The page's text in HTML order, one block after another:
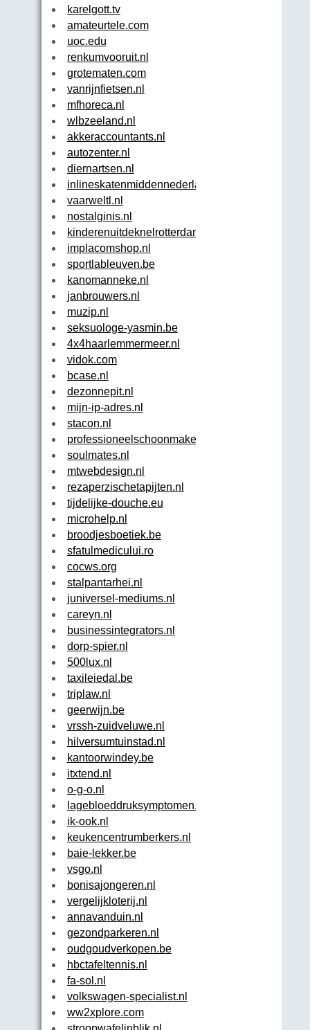
karelgott.tv
amateurtele.com
uoc.edu
renkumvooruit.nl
grotematen.com
vanrijnfietsen.nl
mfhoreca.nl
wlbzeeland.nl
akkeraccountants.nl
autozenter.nl
diernartsen.nl
inlineskatenmiddennederland.nl
vaarweltl.nl
nostalginis.nl
kinderenuitdeknelrotterdam.nl
implacomshop.nl
sportlableuven.be
kanomanneke.nl
janbrouwers.nl
muzip.nl
seksuologe-yasmin.be
4x4haarlemmermeer.nl
vidok.com
bcase.nl
dezonnepit.nl
mijn-ip-adres.nl
stacon.nl
professioneelschoonmaken.nl
soulmates.nl
mtwebdesign.nl
rezaperzischetapijten.nl
tijdelijke-douche.eu
microhelp.nl
broodjesboetiek.be
sfatulmedicului.ro
cocws.org
stalpantarhei.nl
juniversel-mediums.nl
careyn.nl
businessintegrators.nl
dorp-spier.nl
500lux.nl
taxileiedal.be
triplaw.nl
geerwijn.be
vrssh-zuidveluwe.nl
hilversumtuinstad.nl
kantoorwindey.be
itxtend.nl
o-g-o.nl
lagebloeddruksymptomen.net
ik-ook.nl
keukencentrumberkers.nl
baie-lekker.be
vsgo.nl
bonisajongeren.nl
vergelijkloterij.nl
annavanduin.nl
gezondparkeren.nl
oudgoudverkopen.be
hbctafeltennis.nl
fa-sol.nl
volkswagen-specialist.nl
ww2xplore.com